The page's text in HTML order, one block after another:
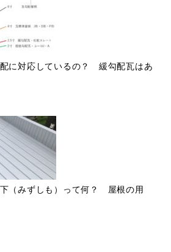
に対応しているの？ 緩勾配瓦はあ
（みずしも）って何？ 屋根の用